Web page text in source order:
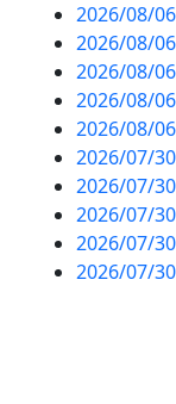
2026/08/
2026/08/
2026/08/
2026/08/
2026/08/
2026/07/
2026/07/
2026/07/
2026/07/
2026/07/